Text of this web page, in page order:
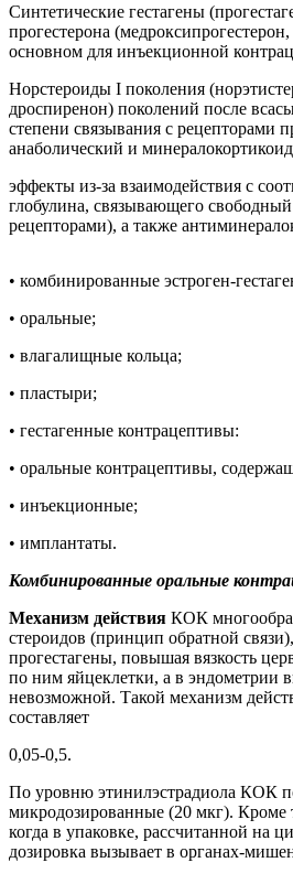
Синтетические гестагены
прогестерона
основном для инъекционной
Норстероиды I поколения
дроспиренон) поколений после
степени связывания с рецепторами
анаболический и
эффекты из-за взаимодействия с
глобулина, связывающего
рецепторами), а также
• комбинированные эстроген-
• оральные;
• влагалищные кольца;
• пластыри;
• гестагенные контрацептивы:
• оральные контрацептивы,
• инъекционные;
• имплантаты.
Комбинированные оральные
Механизм действия КОК
стероидов (принцип обратной
прогестагены, повышая вязкость
по ним яйцеклетки, а в эндометрии
невозможной. Такой механизм
составляет
0,05-0,5.
По уровню этинилэстрадиола КОК
микродозированные (20 мкг).
когда в упаковке, рассчитанной на
дозировка вызывает в органах-